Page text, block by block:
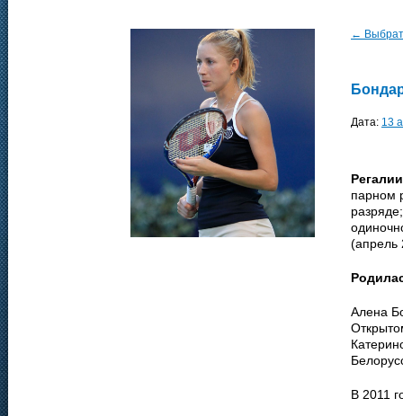
←
Дата: 13
парном
(апрель
Алена
В 2011